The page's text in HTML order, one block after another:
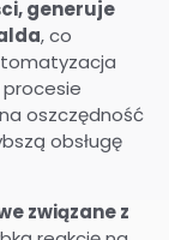
generuje
, co
oszczędność
obsługę
związane z